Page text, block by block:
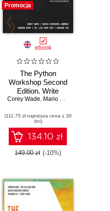
,Andrew Bird ,Bharath Chandra K S
Promocja
ebook
The Python
Workshop Second
Edition. Write
Python code to
real-world
problems - Second
Edition
Corey Wade, Mario Corchero Jiménez
(111,75 zł najniższa cena z 30
dni)
134.10 zł
149.00 zł (-10%)